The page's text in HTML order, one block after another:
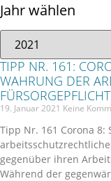
Jahr wählen
TIPP NR. 161:
WAHRUNG DER
FÜRSORGEPFLICHT
19. Januar 2021 Keine
Tipp Nr. 161 Corona
gegenüber ihren
Während der